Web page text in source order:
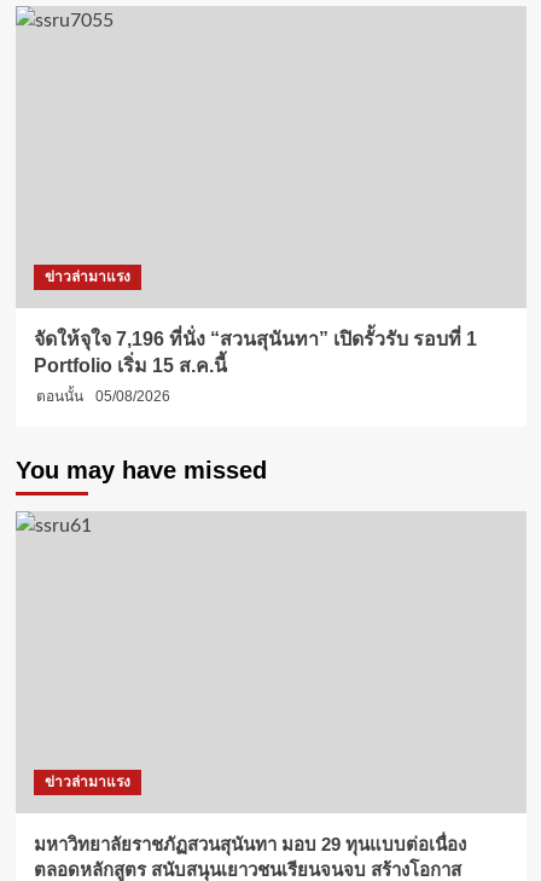
ข่าวล่ามาแรง
จัดให้จุใจ 7,196 ที่นั่ง “สวนสุนันทา” เปิดรั้วรับ รอบที่ 1
Portfolio เริ่ม 15 ส.ค.นี้
ตอนนั้น 05/08/2026
You may have missed
ข่าวล่ามาแรง
มหาวิทยาลัยราชภัฏสวนสุนันทา มอบ 29 ทุนแบบต่อเนื่อง
ตลอดหลักสูตร สนับสนุนเยาวชนเรียนจนจบ สร้างโอกาส